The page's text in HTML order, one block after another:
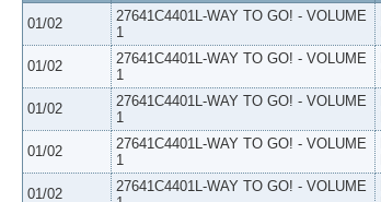
01/02
27641C4401L-WAY TO GO! - VOLUME
1
01/02
27641C4401L-WAY TO GO! - VOLUME
1
01/02
27641C4401L-WAY TO GO! - VOLUME
1
01/02
27641C4401L-WAY TO GO! - VOLUME
1
01/02
27641C4401L-WAY TO GO! - VOLUME